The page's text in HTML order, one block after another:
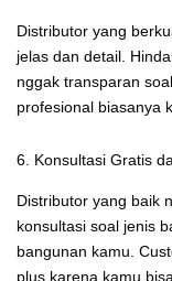
Distributor yang
jelas dan detail.
nggak transparan
profesional biasanya
6. Konsultasi Gratis
Distributor yang baik
konsultasi soal jenis
bangunan kamu.
plus karena kamu